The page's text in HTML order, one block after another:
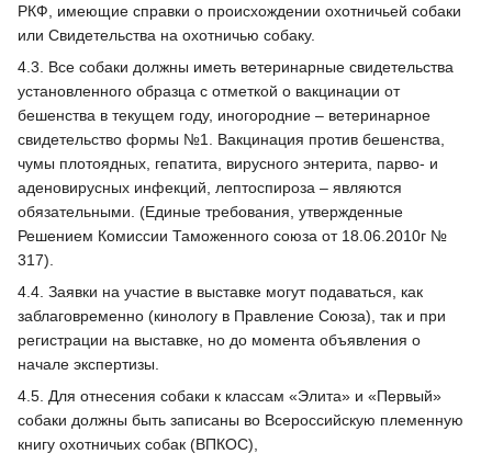
РКФ, имеющие справки о происхождении охотничьей собаки
или Свидетельства на охотничью собаку.
4.3. Все собаки должны иметь ветеринарные свидетельства
установленного образца с отметкой о вакцинации от
бешенства в текущем году, иногородние – ветеринарное
свидетельство формы №1. Вакцинация против бешенства,
чумы плотоядных, гепатита, вирусного энтерита, парво- и
аденовирусных инфекций, лептоспироза – являются
обязательными. (Единые требования, утвержденные
Решением Комиссии Таможенного союза от 18.06.2010г №
317).
4.4. Заявки на участие в выставке могут подаваться, как
заблаговременно (кинологу в Правление Союза), так и при
регистрации на выставке, но до момента объявления о
начале экспертизы.
4.5. Для отнесения собаки к классам «Элита» и «Первый»
собаки должны быть записаны во Всероссийскую племенную
книгу охотничьих собак (ВПКОС),